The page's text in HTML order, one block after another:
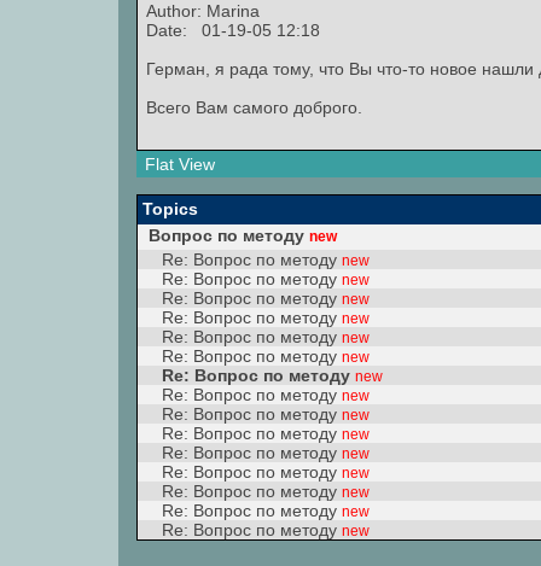
Author: Marina
Date: 01-19-05 12:18
Герман, я рада тому, что Вы что-то новое
Всего Вам самого доброго.
Flat View
Topics
Вопрос по методу new
Re: Вопрос по методу new
Re: Вопрос по методу new
Re: Вопрос по методу new
Re: Вопрос по методу new
Re: Вопрос по методу new
Re: Вопрос по методу new
Re: Вопрос по методу new
Re: Вопрос по методу new
Re: Вопрос по методу new
Re: Вопрос по методу new
Re: Вопрос по методу new
Re: Вопрос по методу new
Re: Вопрос по методу new
Re: Вопрос по методу new
Re: Вопрос по методу new